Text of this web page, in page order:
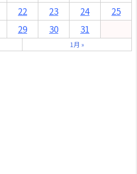
22 23 24
25
29 30 31
1月 »